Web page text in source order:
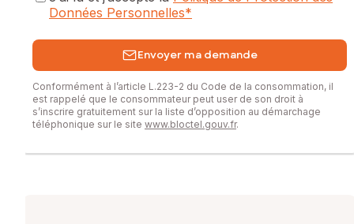
Prix de vente : 80 000 €
Contactez votre conseiller SAFTI : Jessica DAGUET, Tél. :
0696662827, E-mail : jessica.daguet@safti.fr - EI - Agent
commercial immatriculé au RSAC de FORT-DE-FRANCE sous
le numéro 921 424 834
Données Personnelles*
Envoyer ma demande
Conformément à l’article L.223-2 du Code de la consommation, il
est rappelé que le consommateur peut user de son droit à
s’inscrire gratuitement sur la liste d’opposition au démarchage
téléphonique sur le site www.bloctel.gouv.fr.